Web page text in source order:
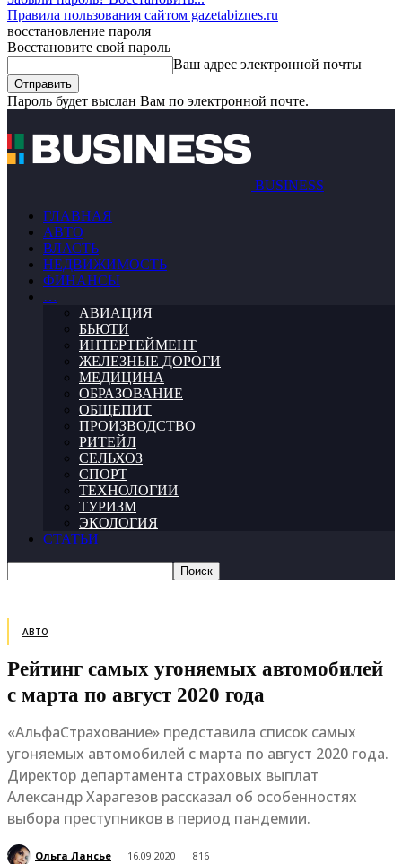
Правила пользования сайтом gazetabiznes.ru
восстановление пароля
Восстановите свой пароль
Ваш адрес электронной почты
Пароль будет выслан Вам по электронной почте.
BUSINESS
ГЛАВНАЯ
АВТО
ВЛАСТЬ
НЕДВИЖИМОСТЬ
ФИНАНСЫ
…
АВИАЦИЯ
БЬЮТИ
ИНТЕРТЕЙМЕНТ
ЖЕЛЕЗНЫЕ ДОРОГИ
МЕДИЦИНА
ОБРАЗОВАНИЕ
ОБЩЕПИТ
ПРОИЗВОДСТВО
РИТЕЙЛ
СЕЛЬХОЗ
СПОРТ
ТЕХНОЛОГИИ
ТУРИЗМ
ЭКОЛОГИЯ
СТАТЬИ
АВТО
Рейтинг самых угоняемых автомобилей
с марта по август 2020 года
«АльфаСтрахование» представила список самых
угоняемых автомобилей с марта по август 2020 года.
Директор департамента страховых выплат
Александр Харагезов рассказал об особенностях
выбора преступников в период пандемии.
Ольга Лансье 16.09.2020 816